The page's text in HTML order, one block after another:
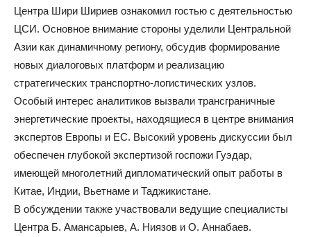
Центра Шири Шириев ознакомил гостью с деятельностью
ЦСИ. Основное внимание стороны уделили Центральной
Азии как динамичному региону, обсудив формирование
новых диалоговых платформ и реализацию
стратегических транспортно-логистических узлов.
Особый интерес аналитиков вызвали трансграничные
энергетические проекты, находящиеся в центре внимания
экспертов Европы и ЕС. Высокий уровень дискуссии был
обеспечен глубокой экспертизой госпожи Гуэдар,
имеющей многолетний дипломатический опыт работы в
Китае, Индии, Вьетнаме и Таджикистане.
В обсуждении также участвовали ведущие специалисты
Центра Б. Амансарыев, А. Ниязов и О. Аннабаев.